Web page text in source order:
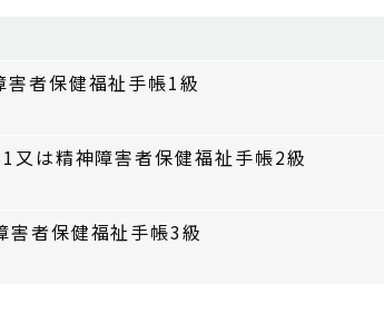
者保健福祉手帳1級
又は精神障害者保健福祉手帳2級
者保健福祉手帳3級